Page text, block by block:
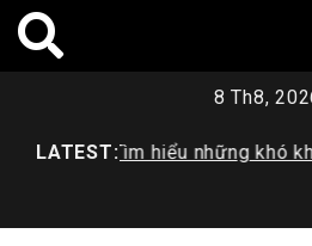
Skip
8 Th8,
LATEST:Tìm hiểu những khó